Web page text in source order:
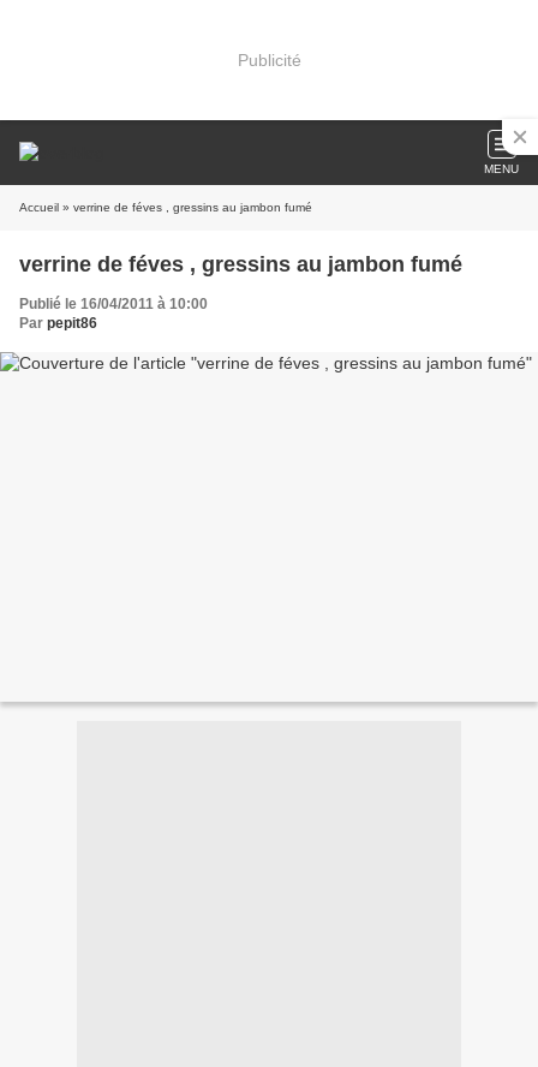
Publicité
MENU
Accueil » verrine de féves , gressins au jambon fumé
verrine de féves , gressins au jambon fumé
Publié le 16/04/2011 à 10:00
Par pepit86